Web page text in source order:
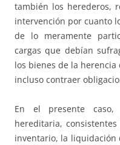
también los herederos,
intervención por cuanto
de lo meramente
cargas que debían
los bienes de la
incluso contraer
En el presente
hereditaria,
inventario, la liquidación